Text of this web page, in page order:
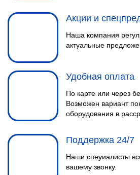
Акции и
Наша компания
актуальные
Удобная оплата
По карте или через
Возможен вариант
оборудования в
Поддержка 24/7
Наши спеуиалисты
вашему звонку.